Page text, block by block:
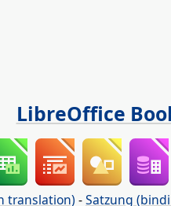
LibreOffice
translation) -Satzung